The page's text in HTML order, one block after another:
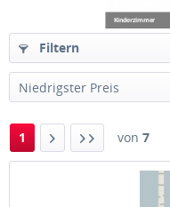
Kinderzimmer
Filtern
1 von 7